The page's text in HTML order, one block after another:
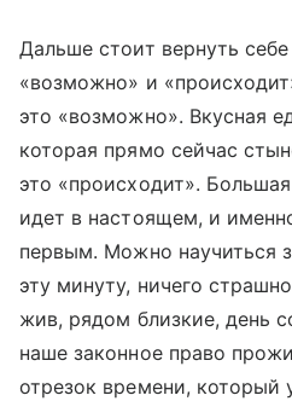
Дальше стоит вернуть
«возможно» и
это «возможно». Вкусная
которая прямо сейчас
это «происходит».
идет в настоящем, и
первым. Можно научиться
эту минуту, ничего
жив, рядом близкие, день
наше законное право
отрезок времени, который